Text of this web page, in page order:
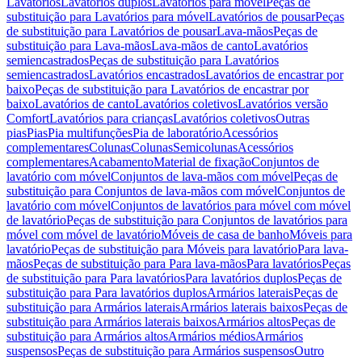
substituição para Lavatórios para móvelLavatórios de pousarPeças
de substituição para Lavatórios de pousarLava-mãosPeças de
substituição para Lava-mãosLava-mãos de cantoLavatórios
semiencastradosPeças de substituição para Lavatórios
semiencastradosLavatórios encastradosLavatórios de encastrar por
baixoPeças de substituição para Lavatórios de encastrar por
baixoLavatórios de cantoLavatórios coletivosLavatórios versão
ComfortLavatórios para criançasLavatórios coletivosOutras
piasPiasPia multifunçõesPia de laboratórioAcessórios
complementaresColunasColunasSemicolunasAcessórios
complementaresAcabamentoMaterial de fixaçãoConjuntos de
lavatório com móvelConjuntos de lava-mãos com móvelPeças de
substituição para Conjuntos de lava-mãos com móvelConjuntos de
lavatório com móvelConjuntos de lavatórios para móvel com móvel
de lavatórioPeças de substituição para Conjuntos de lavatórios para
móvel com móvel de lavatórioMóveis de casa de banhoMóveis para
lavatórioPeças de substituição para Móveis para lavatórioPara lava-
mãosPeças de substituição para Para lava-mãosPara lavatóriosPeças
de substituição para Para lavatóriosPara lavatórios duplosPeças de
substituição para Para lavatórios duplosArmários lateraisPeças de
substituição para Armários lateraisArmários laterais baixosPeças de
substituição para Armários laterais baixosArmários altosPeças de
substituição para Armários altosArmários médiosArmários
suspensosPeças de substituição para Armários suspensosOutro